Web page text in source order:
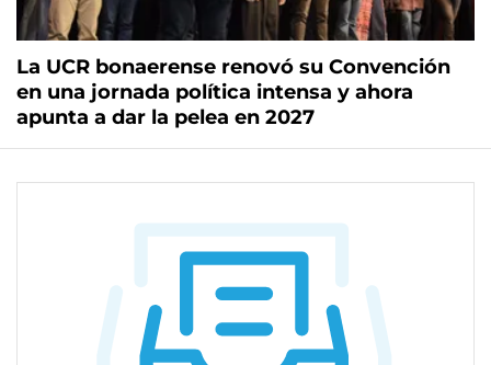
La UCR bonaerense renovó su Convención
en una jornada política intensa y ahora
apunta a dar la pelea en 2027